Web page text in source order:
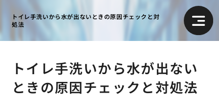
トイレ手洗いから水が出ないときの原因チェックと対
処法
トイレ手洗いから水が出ない
ときの原因チェックと対処法